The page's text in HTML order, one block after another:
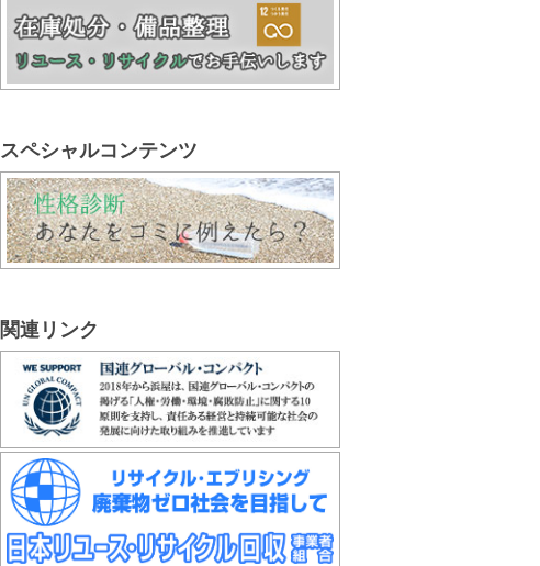
スペシャルコンテンツ
関連リンク